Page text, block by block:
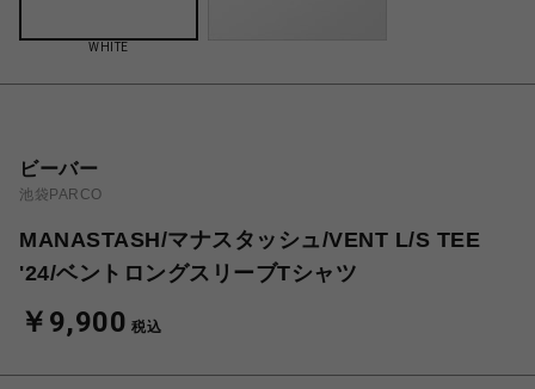
WHITE
ビーバー
池袋PARCO
MANASTASH/マナスタッシュ/VENT L/S TEE
'24/ベントロングスリーブTシャツ
￥9,900 税込